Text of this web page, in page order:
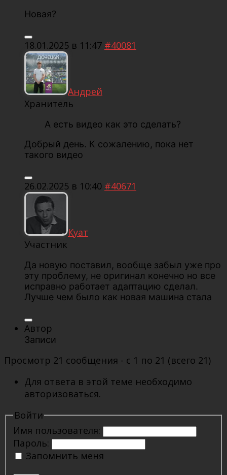
Новая?
18.01.2025 в 11:47 #40081
Андрей
Хранитель
А есть видео как это сделать?
Добрый день. К сожалению, пока нет
такого видео
26.02.2025 в 10:40 #40671
Куат
Участник
Да новую поставил, вообще забыл уже про
эту проблему, не оригинал конечно но все
исправно работает адаптацию сделал.
Лучше чем было как новая машина стала
Автор
Записи
Просмотр 21 сообщения - с 1 по 21 (всего 21)
Для ответа в этой теме необходимо
авторизоваться.
Войти
Имя пользователя:
Пароль:
Запомнить меня